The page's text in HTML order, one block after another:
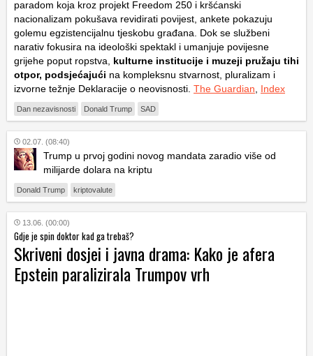
paradom koja kroz projekt Freedom 250 i kršćanski
nacionalizam pokušava revidirati povijest, ankete pokazuju
golemu egzistencijalnu tjeskobu građana. Dok se službeni
narativ fokusira na ideološki spektakl i umanjuje povijesne
grijehe poput ropstva,
kulturne institucije i muzeji pružaju tihi
otpor, podsjećajući na kompleksnu stvarnost, pluralizam i
izvorne težnje Deklaracije o neovisnosti. The Guardian Index
Dan nezavisnosti Donald Trump SAD
02.07. (08:40)
Trump u prvoj godini novog mandata zaradio više od
milijarde dolara na kriptu
Donald Trump kriptovalute
13.06. (00:00)
Gdje je spin doktor kad ga trebaš?
Skriveni dosjei i javna drama: Kako je afera
Epstein paralizirala Trumpov vrh